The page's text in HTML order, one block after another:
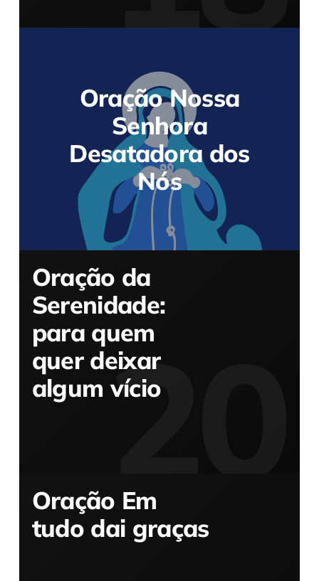
Oração Nossa
Senhora
Desatadora dos
Nós
Oração da
Serenidade:
para quem
quer deixar
algum vício
Oração Em
tudo dai graças